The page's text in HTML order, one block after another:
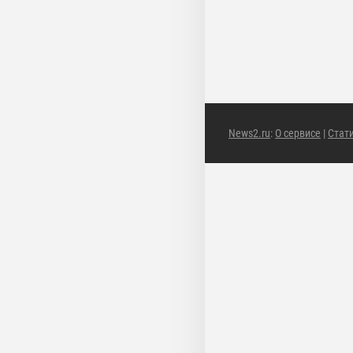
News2.ru: О сервисе |